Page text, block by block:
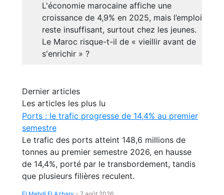
L'économie marocaine affiche une
croissance de 4,9% en 2025, mais l’emploi
reste insuffisant, surtout chez les jeunes.
Le Maroc risque-t-il de « vieillir avant de
s'enrichir » ?
Dernier articles
Les articles les plus lu
Ports : le trafic progresse de 14,4% au premier
semestre
Le trafic des ports atteint 148,6 millions de
tonnes au premier semestre 2026, en hausse
de 14,4%, porté par le transbordement, tandis
que plusieurs filières reculent.